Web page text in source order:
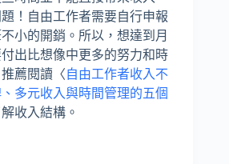
！自由工作者需要自行申報
小的開銷。所以，想達到月
出比想像中更多的努力和時
薦閱讀〈自由工作者收入不
多元收入與時間管理的五個
收入結構。